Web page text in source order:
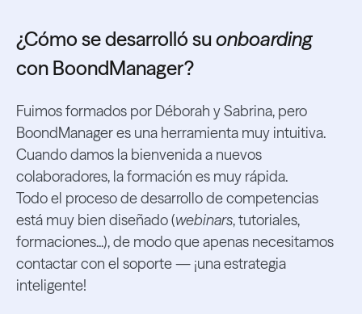
¿Cómo se desarrolló suonboarding
con BoondManager?
Fuimos formados por Déborah y Sabrina, pero
BoondManager es una herramienta muy intuitiva.
Cuando damos la bienvenida a nuevos
colaboradores, la formación es muy rápida.
Todo el proceso de desarrollo de competencias
está muy bien diseñado (webinars, tutoriales,
formaciones...), de modo que apenas necesitamos
contactar con el soporte — ¡una estrategia
inteligente!